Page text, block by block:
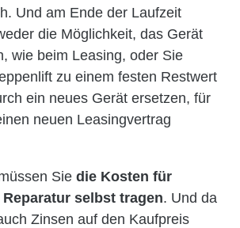
Und am Ende der Laufzeit
die Möglichkeit, das Gerät
wie beim Leasing, oder Sie
zu einem festen Restwert
ein neues Gerät ersetzen, für
neuen Leasingvertrag
Sie die Kosten für
selbst tragen. Und da
Zinsen auf den Kaufpreis